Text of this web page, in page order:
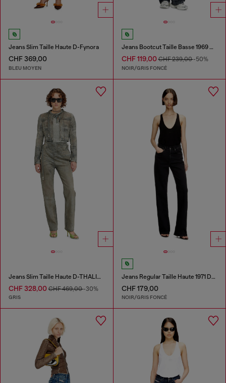
Jeans Slim Taille Haute D-Fynora
CHF 369,00
BLEU MOYEN
Jeans Bootcut Taille Basse 1969 D-Ebbey
CHF 119,00CHF 239,00-50%
NOIR/GRIS FONCÉ
Jeans Slim Taille Haute D-THALIRA
CHF 328,00 CHF 469,00-30%
GRIS
Jeans Regular Taille Haute 1971 D-Sent
CHF 179,00
NOIR/GRIS FONCÉ